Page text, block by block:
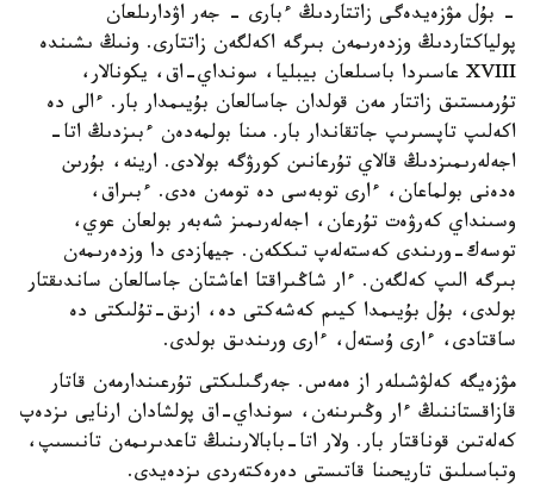
- بۇل مۋزەيدەگى زاتتاردىڭ ءبارى - جەر اۋدارىلعان
پولياكتاردىڭ وزدەرىمەن بىرگە اكەلگەن زاتتارى. ونىڭ ىشىندە
XVIII عاسىردا باسىلعان بيبليا، سونداي-اق، يكونالار،
تۇرمىستىق زاتتار مەن قولدان جاسالعان بۇيىمدار بار. ءالى دە
اكەلىپ تاپسىرىپ جاتقاندار بار. مىنا بولمەدەن ءبىزدىڭ اتا-
اجەلەرىمىزدىڭ قالاي تۇرعانىن كورۋگە بولادى. ارينە، بۇرىن
ەدەنى بولماعان، ءارى توبەسى دە تومەن ەدى. ءبىراق،
وسىنداي كەرۋەت تۇرعان، اجەلەرىمىز شەبەر بولعان عوي،
توسەك-ورىندى كەستەلەپ تىككەن. جيھازدى دا وزدەرىمەن
بىرگە الىپ كەلگەن. ءار شاڭىراقتا اعاشتان جاسالعان ساندىقتار
بولدى، بۇل بۇيىمدا كيىم كەشەكتى دە، ازىق-تۇلىكتى دە
ساقتادى، ءارى ۇستەل، ءارى ورىندىق بولدى.
مۋزەيگە كەلۋشىلەر از ەمەس. جەرگىلىكتى تۇرعىندارمەن قاتار
قازاقستاننىڭ ءار وڭىرىنەن، سونداي-اق پولشادان ارنايى ىزدەپ
كەلەتىن قوناقتار بار. ولار اتا-بابالارىنىڭ تاعدىرىمەن تانىسىپ،
وتباسىلىق تاريحىنا قاتىستى دەرەكتەردى ىزدەيدى.